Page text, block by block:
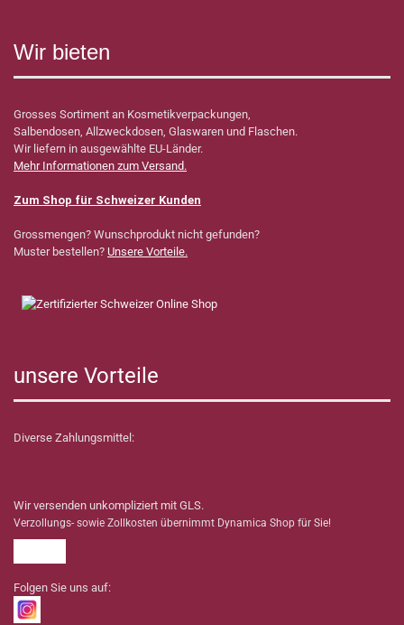
Wir bieten
Grosses Sortiment an Kosmetikverpackungen,
Salbendosen, Allzweckdosen, Glaswaren und Flaschen.
Wir liefern in ausgewählte EU-Länder.
Mehr Informationen zum Versand.
Zum Shop für Schweizer Kunden
Grossmengen? Wunschprodukt nicht gefunden?
Muster bestellen? Unsere Vorteile.
unsere Vorteile
Diverse Zahlungsmittel:
Wir versenden unkompliziert mit GLS.
Verzollungs- sowie Zollkosten übernimmt Dynamica Shop für Sie!
Folgen Sie uns auf: